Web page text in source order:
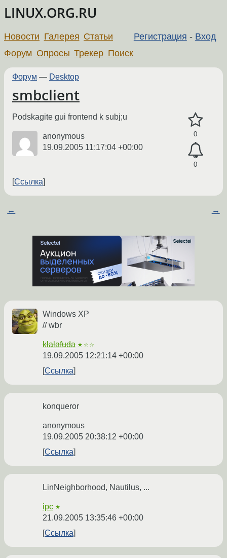
LINUX.ORG.RU
Регистрация - Вход
Новости Галерея Статьи
Форум Опросы Трекер Поиск
Форум — Desktop
smbclient
0
0
Podskagite gui frontend k subj;u
anonymous
19.09.2005 11:17:04 +00:00
Ссылка
← →
Windows XP
// wbr
klalafuda ★☆☆
19.09.2005 12:21:14 +00:00
Ссылка
konqueror
anonymous
19.09.2005 20:38:12 +00:00
Ссылка
LinNeighborhood, Nautilus, ...
ipc ★
21.09.2005 13:35:46 +00:00
Ссылка